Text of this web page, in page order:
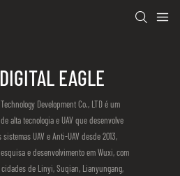
DIGITAL EAGLE
Development Co., LTD é um
alta tecnologia e UAV que desenvolve
UAV e Anti-UAV desde 2013,
e desenvolvimento em Wuxi, com
de Linyi, Suqian, Lianyungang,